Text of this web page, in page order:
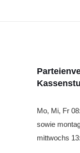
Mo, Mi, Fr
sowie
mittwochs